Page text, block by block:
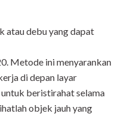
atau debu yang dapat
Metode ini menyarankan
di depan layar
beristirahat selama
objek jauh yang